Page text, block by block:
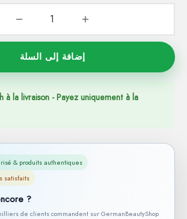
إضافة إلى السلة
à la livraison - Payez uniquement à la
& produits authentiques
satisfaits
?
de clients commandent sur GermanBeautyShop